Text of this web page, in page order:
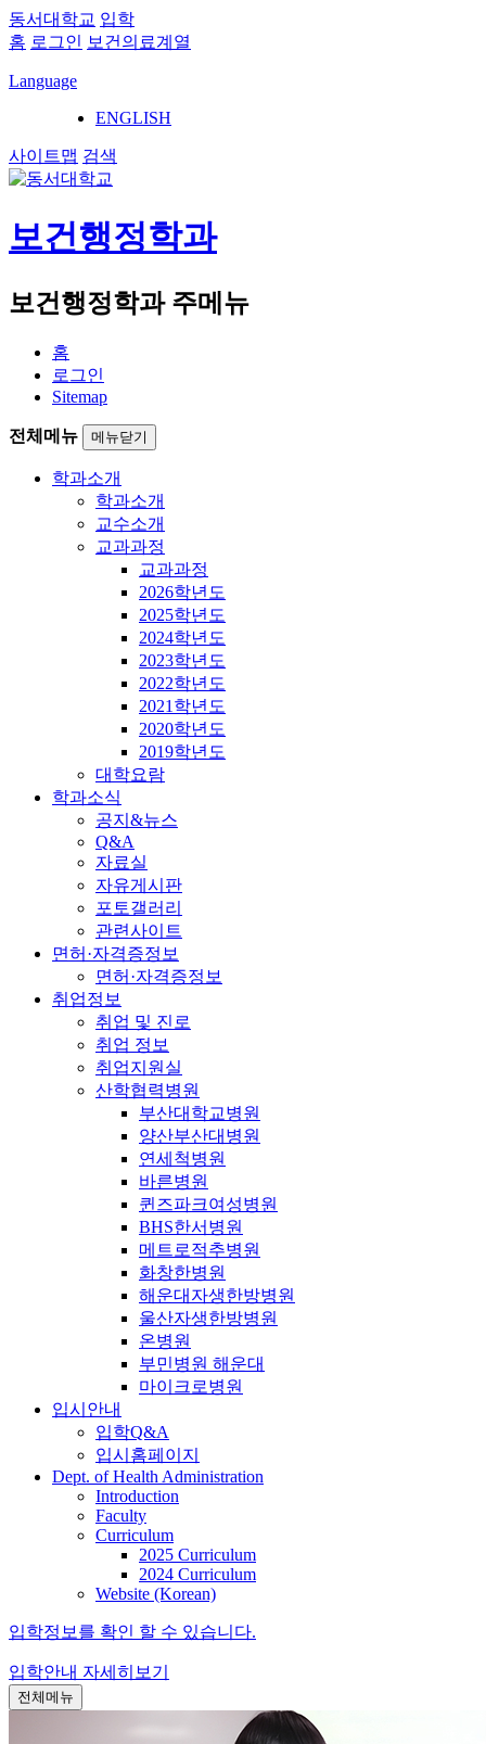
동서대학교 입학
홈 로그인 보건의료계열
Language
ENGLISH
사이트맵 검색
보건행정학과
보건행정학과 주메뉴
홈
로그인
Sitemap
전체메뉴 메뉴닫기
학과소개
학과소개
교수소개
교과과정
교과과정
2026학년도
2025학년도
2024학년도
2023학년도
2022학년도
2021학년도
2020학년도
2019학년도
대학요람
학과소식
공지&뉴스
Q&A
자료실
자유게시판
포토갤러리
관련사이트
면허·자격증정보
면허·자격증정보
취업정보
취업 및 진로
취업 정보
취업지원실
산학협력병원
부산대학교병원
양산부산대병원
연세척병원
바른병원
퀸즈파크여성병원
BHS한서병원
메트로적추병원
화창한병원
해운대자생한방병원
울산자생한방병원
온병원
부민병원 해운대
마이크로병원
입시안내
입학Q&A
입시홈페이지
Dept. of Health Administration
Introduction
Faculty
Curriculum
2025 Curriculum
2024 Curriculum
Website (Korean)
입학정보를 확인 할 수 있습니다.
입학안내 자세히보기
전체메뉴